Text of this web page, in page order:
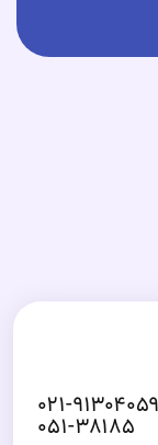
۰۲۱-۹۱۳۰۴۰۵۹
۰۵۱-۳۸۱۸۵